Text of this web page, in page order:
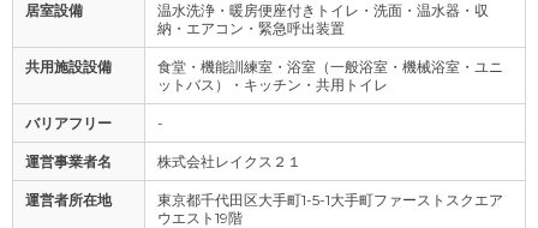
居室設備
温水洗浄・暖房便座付きトイレ・洗面・温水器・収
納・エアコン・緊急呼出装置
共用施設設備
食堂・機能訓練室・浴室（一般浴室・機械浴室・ユニ
ットバス）・キッチン・共用トイレ
バリアフリー -
運営事業者名 株式会社レイクス２１
運営者所在地
東京都千代田区大手町1-5-1大手町ファーストスクエア
ウエスト19階